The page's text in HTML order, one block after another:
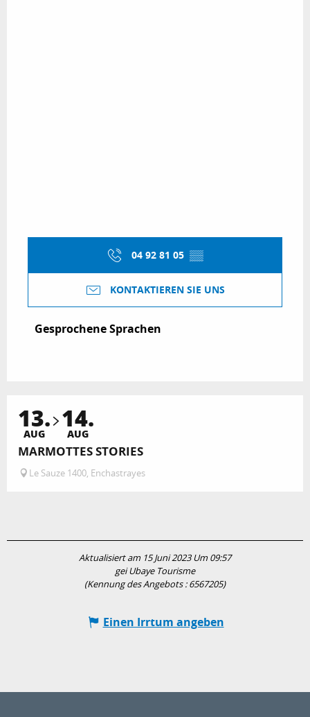
04 92 81 05 ▒▒
KONTAKTIEREN SIE UNS
Gesprochene Sprachen
Gesprochene Sprachen
13.
AUG 14.
AUG
MARMOTTES STORIES
Le Sauze 1400, Enchastrayes
Aktualisiert am 15 Juni 2023 Um 09:57
gei Ubaye Tourisme
(Kennung des Angebots :6567205)
Einen Irrtum angeben